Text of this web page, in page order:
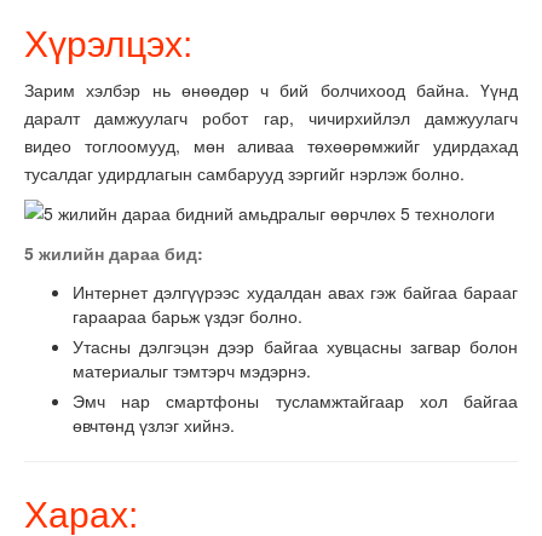
Хүрэлцэх:
Зарим хэлбэр нь өнөөдөр ч бий болчихоод байна. Үүнд
даралт дамжуулагч робот гар, чичирхийлэл дамжуулагч
видео тоглоомууд, мөн аливаа төхөөрөмжийг удирдахад
тусалдаг удирдлагын самбарууд зэргийг нэрлэж болно.
5 жилийн дараа бид:
Интернет дэлгүүрээс худалдан авах гэж байгаа барааг
гараараа барьж үздэг болно.
Утасны дэлгэцэн дээр байгаа хувцасны загвар болон
материалыг тэмтэрч мэдэрнэ.
Эмч нар смартфоны тусламжтайгаар хол байгаа
өвчтөнд үзлэг хийнэ.
Харах: